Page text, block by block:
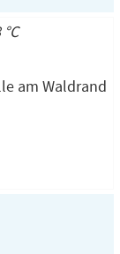
am Waldrand